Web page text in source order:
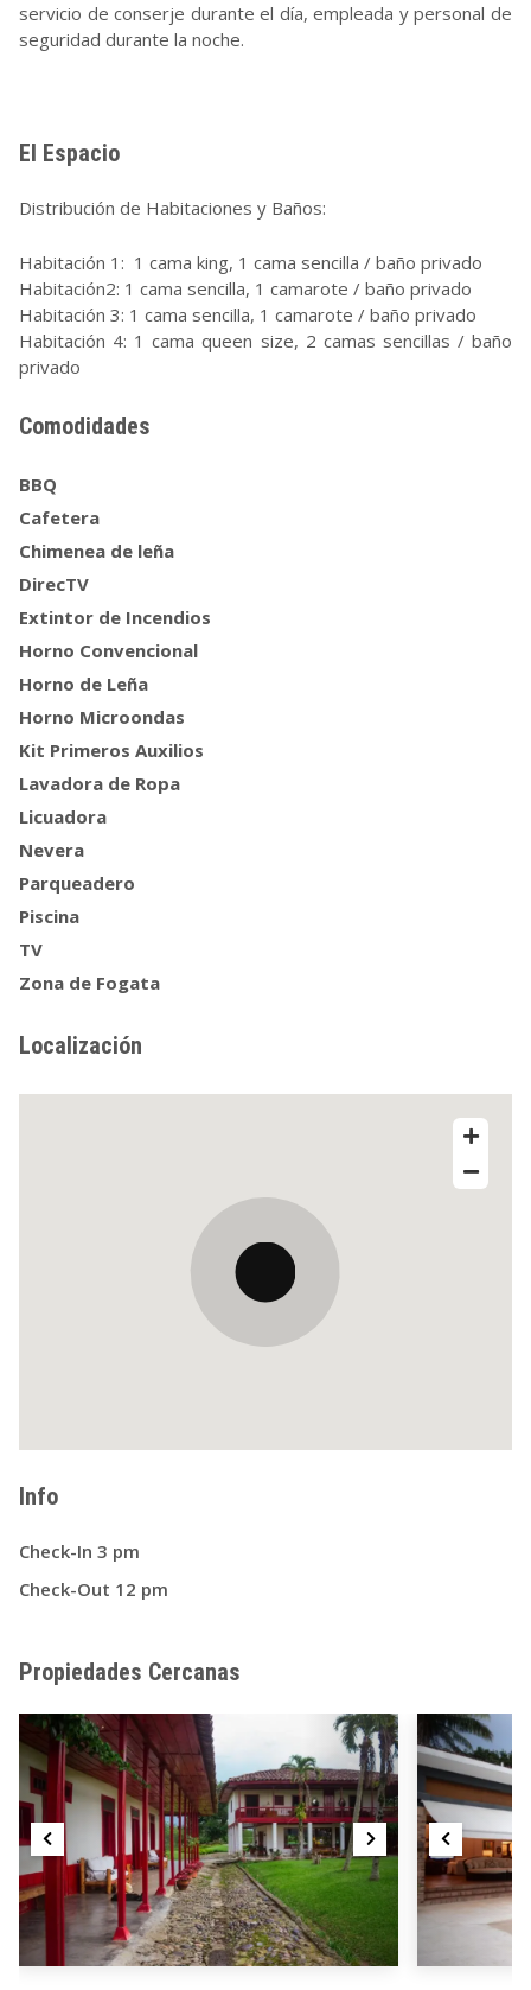
servicio de conserje durante el día, empleada y personal de
seguridad durante la noche.
El Espacio
Distribución de Habitaciones y Baños:
Habitación 1: 1 cama king, 1 cama sencilla / baño privado
Habitación2: 1 cama sencilla, 1 camarote / baño privado
Habitación 3: 1 cama sencilla, 1 camarote / baño privado
Habitación 4: 1 cama queen size, 2 camas sencillas / baño
privado
Comodidades
BBQ
Cafetera
Chimenea de leña
DirecTV
Extintor de Incendios
Horno Convencional
Horno de Leña
Horno Microondas
Kit Primeros Auxilios
Lavadora de Ropa
Licuadora
Nevera
Parqueadero
Piscina
TV
Zona de Fogata
Localización
Info
Check-In 3 pm
Check-Out 12 pm
Propiedades Cercanas